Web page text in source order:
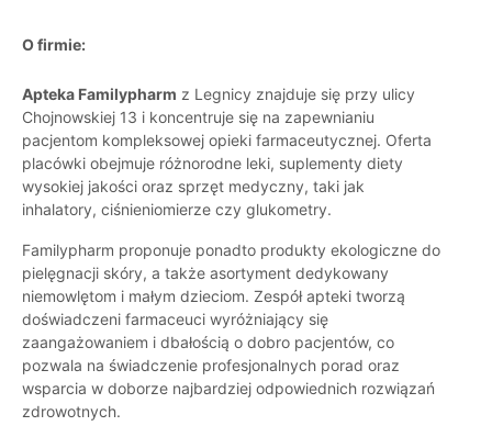
O firmie:
Apteka Familypharm z Legnicy znajduje się przy ulicy
Chojnowskiej 13 i koncentruje się na zapewnianiu
pacjentom kompleksowej opieki farmaceutycznej. Oferta
placówki obejmuje różnorodne leki, suplementy diety
wysokiej jakości oraz sprzęt medyczny, taki jak
inhalatory, ciśnieniomierze czy glukometry.
Familypharm proponuje ponadto produkty ekologiczne do
pielęgnacji skóry, a także asortyment dedykowany
niemowlętom i małym dzieciom. Zespół apteki tworzą
doświadczeni farmaceuci wyróżniający się
zaangażowaniem i dbałością o dobro pacjentów, co
pozwala na świadczenie profesjonalnych porad oraz
wsparcia w doborze najbardziej odpowiednich rozwiązań
zdrowotnych.